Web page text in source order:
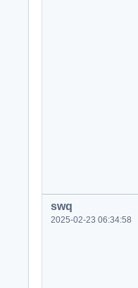
swq
2025-02-23 06:34:58